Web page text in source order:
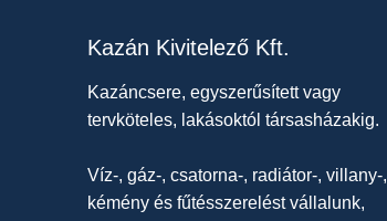
Kazán Kivitelező Kft.
Kazáncsere, egyszerűsített vagy
tervköteles, lakásoktól társasházakig.
Víz-, gáz-, csatorna-, radiátor-, villany-,
kémény és fűtésszerelést vállalunk,